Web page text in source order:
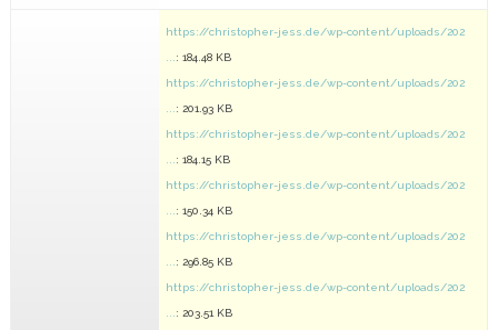
https://christopher-jess.de/wp-content/uploads/202
: 184.48 KB
https://christopher-jess.de/wp-content/uploads/202
: 201.93 KB
https://christopher-jess.de/wp-content/uploads/202
: 184.15 KB
https://christopher-jess.de/wp-content/uploads/202
: 150.34 KB
https://christopher-jess.de/wp-content/uploads/202
: 296.85 KB
https://christopher-jess.de/wp-content/uploads/202
: 203.51 KB